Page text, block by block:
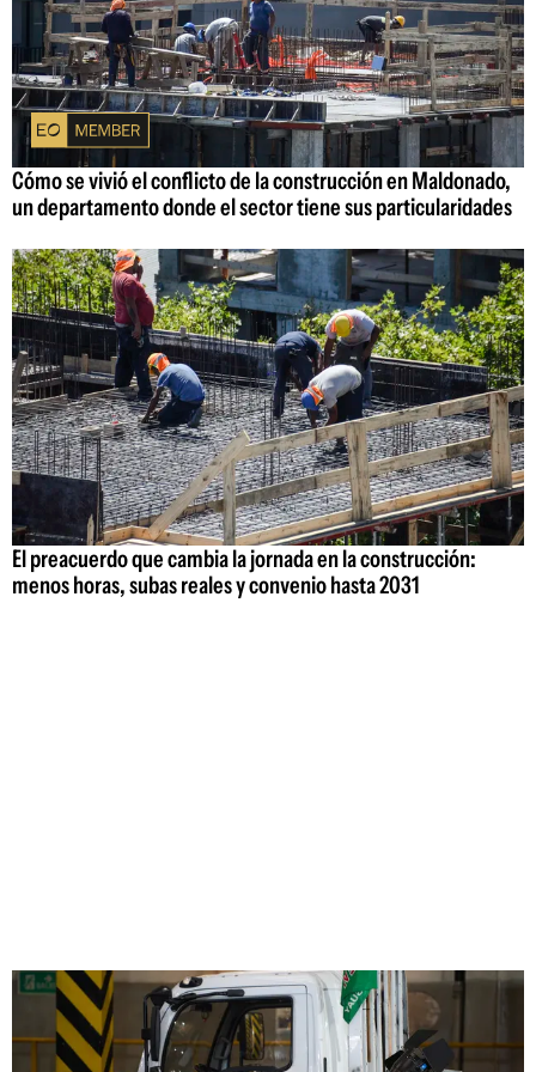
Cómo se vivió el conflicto de la construcción en Maldonado,
un departamento donde el sector tiene sus particularidades
El preacuerdo que cambia la jornada en la construcción:
menos horas, subas reales y convenio hasta 2031